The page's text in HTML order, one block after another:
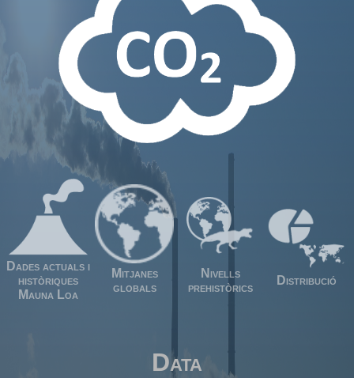
Dades actuals i
històriques
Mauna Loa
Mitjanes
globals
Nivells
prehistòrics
Distribució
Data